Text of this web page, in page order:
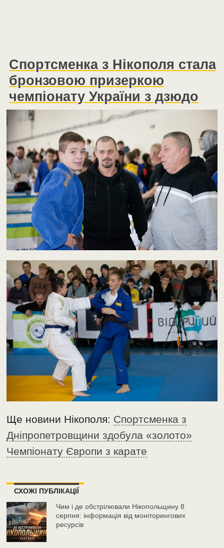
Спортсменка з Нікополя стала
бронзовою призеркою
чемпіонату України з дзюдо
Ще новини Нікополя: Спортсменка з
Дніпропетровщини здобула «золото»
Чемпіонату Європи з карате
СХОЖІ ПУБЛІКАЦІЇ
Чим і де обстрілювали Нікопольщину 8
серпня: інформація від моніторингових
ресурсів